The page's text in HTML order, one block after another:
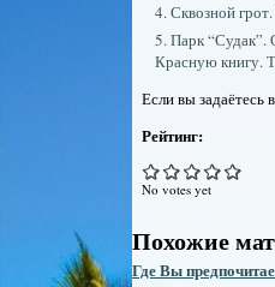
Сквозной
Парк “Судак”.
Красную книгу.
Если вы задаётесь
Рейтинг:
No votes yet
Похожие
Где Вы